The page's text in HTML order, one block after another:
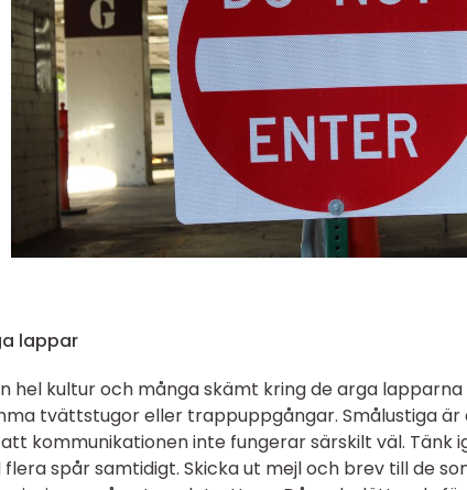
lappar
hel kultur och många skämt kring de arga
tvättstugor eller trappuppgångar. Smålustiga
kommunikationen inte fungerar särskilt väl. Tänk
spår samtidigt. Skicka ut mejl och brev till de